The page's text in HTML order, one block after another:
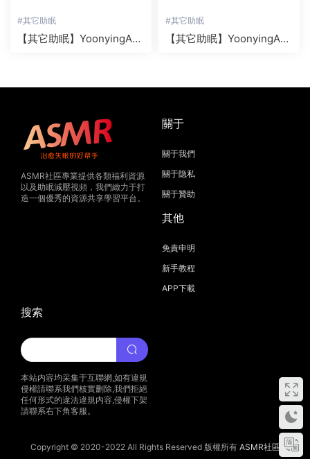
#其它助眠
【其它助眠】YoonyingAS
#其它助眠
【其它助眠】YoonyingAS
ASMR社區專業提供各類福利資源
以及助眠減壓視頻，我們緻力于打
造一個優秀的資源共享學習平台。
關于
關于我們
關于隐私
關于贊助
其他
免責申明
新手教程
APP下載
搜索
本站内容均采集于互聯網,如有違規
侵權請聯系我們核實删除,我們拒絕
任何形式的違法違規内容,侵權下架
請聯系右下角客服。
Copyright © 2020-2022 All Rights Reserved 版權所有 ASMR社區